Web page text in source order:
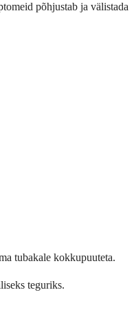
põhjustab ja välistada
tubakale kokkupuuteta.
teguriks.